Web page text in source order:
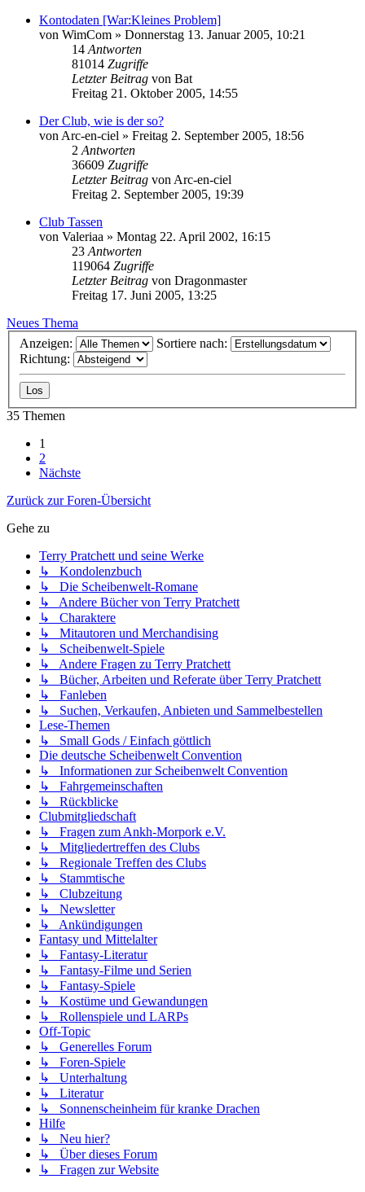
Kontodaten [War:Kleines Problem]
von WimCom » Donnerstag 13. Januar 2005, 10:21
14 Antworten
81014 Zugriffe
Letzter Beitrag von Bat
Freitag 21. Oktober 2005, 14:55
Der Club, wie is der so?
von Arc-en-ciel » Freitag 2. September 2005, 18:56
2 Antworten
36609 Zugriffe
Letzter Beitrag von Arc-en-ciel
Freitag 2. September 2005, 19:39
Club Tassen
von Valeriaa » Montag 22. April 2002, 16:15
23 Antworten
119064 Zugriffe
Letzter Beitrag von Dragonmaster
Freitag 17. Juni 2005, 13:25
Neues Thema
Anzeigen:
Sortiere nach:
Richtung:
35 Themen
1
2
Nächste
Zurück zur Foren-Übersicht
Gehe zu
Terry Pratchett und seine Werke
↳ Kondolenzbuch
↳ Die Scheibenwelt-Romane
↳ Andere Bücher von Terry Pratchett
↳ Charaktere
↳ Mitautoren und Merchandising
↳ Scheibenwelt-Spiele
↳ Andere Fragen zu Terry Pratchett
↳ Bücher, Arbeiten und Referate über Terry Pratchett
↳ Fanleben
↳ Suchen, Verkaufen, Anbieten und Sammelbestellen
Lese-Themen
↳ Small Gods / Einfach göttlich
Die deutsche Scheibenwelt Convention
↳ Informationen zur Scheibenwelt Convention
↳ Fahrgemeinschaften
↳ Rückblicke
Clubmitgliedschaft
↳ Fragen zum Ankh-Morpork e.V.
↳ Mitgliedertreffen des Clubs
↳ Regionale Treffen des Clubs
↳ Stammtische
↳ Clubzeitung
↳ Newsletter
↳ Ankündigungen
Fantasy und Mittelalter
↳ Fantasy-Literatur
↳ Fantasy-Filme und Serien
↳ Fantasy-Spiele
↳ Kostüme und Gewandungen
↳ Rollenspiele und LARPs
Off-Topic
↳ Generelles Forum
↳ Foren-Spiele
↳ Unterhaltung
↳ Literatur
↳ Sonnenscheinheim für kranke Drachen
Hilfe
↳ Neu hier?
↳ Über dieses Forum
↳ Fragen zur Website